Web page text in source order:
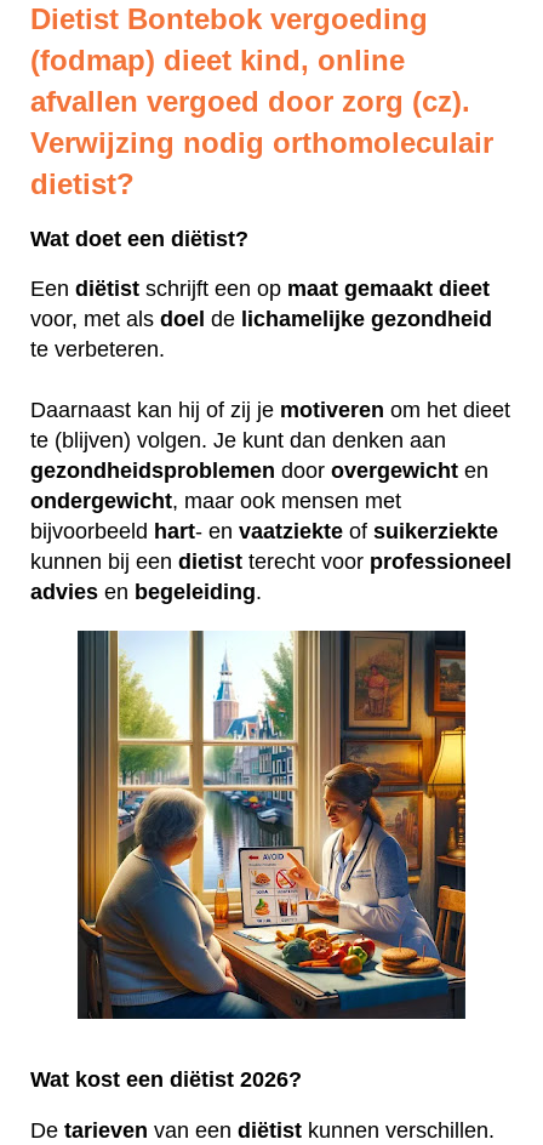
Dietist Bontebok vergoeding
(fodmap) dieet kind, online
afvallen vergoed door zorg (cz).
Verwijzing nodig orthomoleculair
dietist?
Wat doet een diëtist?
Een diëtist schrijft een op maat gemaakt dieet
voor, met als doel de lichamelijke gezondheid
te verbeteren.
Daarnaast kan hij of zij je motiveren om het dieet
te (blijven) volgen. Je kunt dan denken aan
gezondheidsproblemen door overgewicht en
ondergewicht, maar ook mensen met
bijvoorbeeld hart- en vaatziekte of suikerziekte
kunnen bij een dietist terecht voor professioneel
advies en begeleiding.
Wat kost een diëtist 2026?
De tarieven van een diëtist kunnen verschillen.